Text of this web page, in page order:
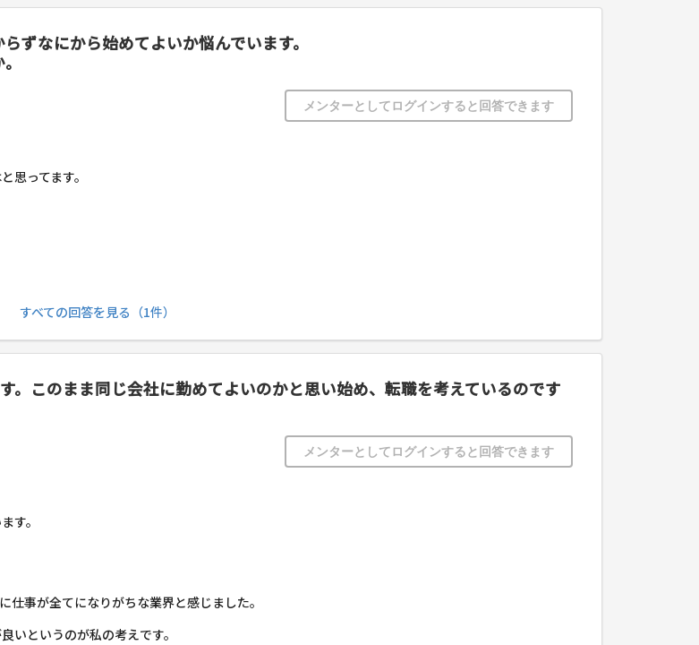
ずなにから始めてよいか悩んでいます。
メンターとしてログインすると回答できます
思ってます。
すべての回答を見る（1件）
。このまま同じ会社に勤めてよいのかと思い始め、転職を考えているのです
メンターとしてログインすると回答できます
す。
事が全てになりがちな業界と感じました。
いというのが私の考えです。